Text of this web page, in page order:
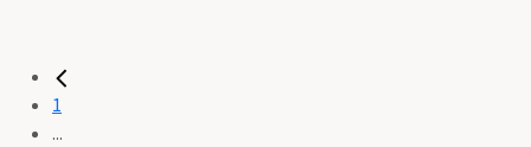
1
...